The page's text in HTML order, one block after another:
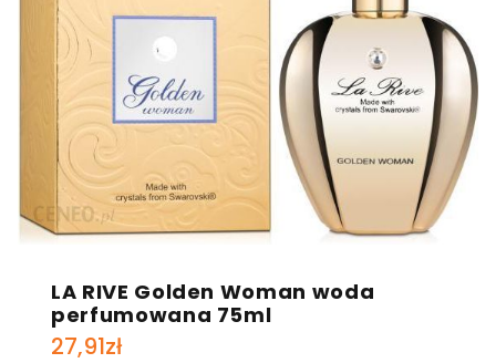
LA RIVE Golden Woman woda
perfumowana 75ml
27,91zł